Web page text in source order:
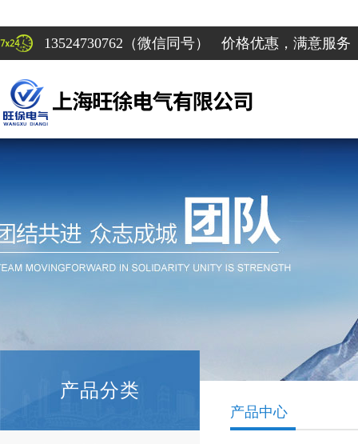
13524730762（微信同号） 价格优惠，满意服务
产品分类
产品中心